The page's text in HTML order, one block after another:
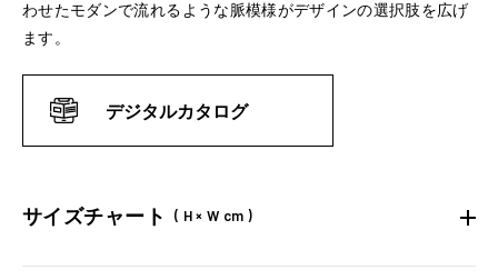
わせたモダンで流れるような脈模様がデザインの選択肢を広げ
ます。
デジタルカタログ
サイズチャート ( H × W cm )